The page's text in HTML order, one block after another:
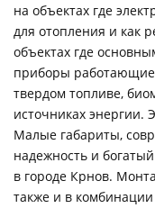
на объектах где
для отопления и как
объектах где
приборы работающие
твердом топливе,
источниках энергии.
Малые габариты,
надежность и
в городе Крнов.
также и в комбинации